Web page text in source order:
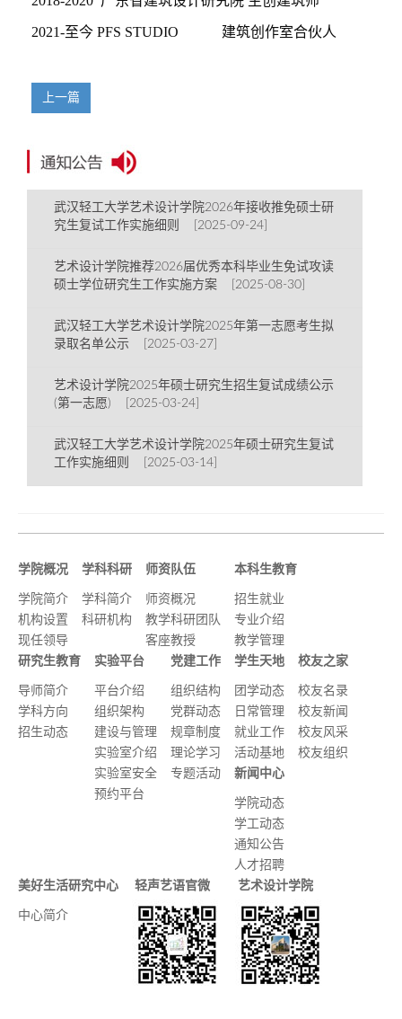
2021-至今 PFS STUDIO 建筑创作室合伙人
上一篇
武汉轻工大学艺术设计学院2026年接收推免硕士研
究生复试工作实施细则 [2025-09-24]
艺术设计学院推荐2026届优秀本科毕业生免试攻读
硕士学位研究生工作实施方案 [2025-08-30]
武汉轻工大学艺术设计学院2025年第一志愿考生拟
录取名单公示 [2025-03-27]
艺术设计学院2025年硕士研究生招生复试成绩公示
(第一志愿) [2025-03-24]
武汉轻工大学艺术设计学院2025年硕士研究生复试
工作实施细则 [2025-03-14]
学院概况
学院简介
机构设置
现任领导
学科科研
学科简介
科研机构
师资队伍
师资概况
教学科研团队
客座教授
本科生教育
招生就业
专业介绍
教学管理
研究生教育
导师简介
学科方向
招生动态
实验平台
平台介绍
组织架构
建设与管理
实验室介绍
实验室安全
预约平台
党建工作
组织结构
党群动态
规章制度
理论学习
专题活动
学生天地
团学动态
日常管理
就业工作
活动基地
校友之家
校友名录
校友新闻
校友风采
校友组织
新闻中心
学院动态
学工动态
通知公告
人才招聘
美好生活研究中心
中心简介
轻声艺语官微 艺术设计学院